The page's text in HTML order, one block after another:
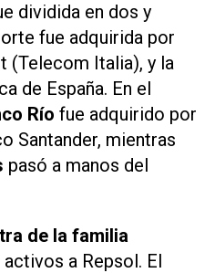
dividida en dos y
fue adquirida por
(Telecom Italia), y la
de España. En el
Río fue adquirido por
Santander, mientras
pasó a manos del
de la familia
a Repsol. El